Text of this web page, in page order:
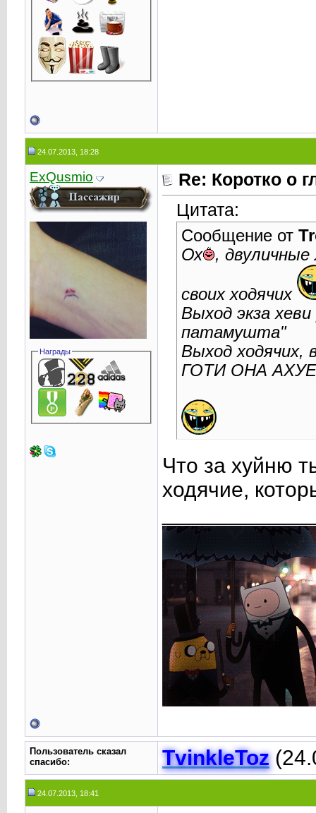
24.07.2013, 18:28
ExQusmio
Награды
Re: Коротко о
Цитата:
Сообщение от
Ох
,
своих ходячих
Выход экза
патамушта"
Выход ходячих,
ГОТИ ОНА
Что за хуйню
ходячие,
Пользователь сказал
cпасибо:
TvinkleToz
24.07.2013, 18:41